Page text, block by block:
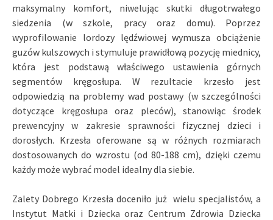
maksymalny komfort, niwelując skutki długotrwałego
siedzenia (w szkole, pracy oraz domu). Poprzez
wyprofilowanie lordozy lędźwiowej wymusza obciążenie
guzów kulszowych i stymuluje prawidłową pozycję miednicy,
która jest podstawą właściwego ustawienia górnych
segmentów kręgosłupa. W rezultacie krzesło jest
odpowiedzią na problemy wad postawy (w szczególności
dotyczące kręgosłupa oraz pleców), stanowiąc środek
prewencyjny w zakresie sprawności fizycznej dzieci i
dorosłych. Krzesła oferowane są w różnych rozmiarach
dostosowanych do wzrostu (od 80-188 cm), dzięki czemu
każdy może wybrać model idealny dla siebie.
Zalety Dobrego Krzesła doceniło już wielu specjalistów, a
Instytut Matki i Dziecka oraz Centrum Zdrowia Dziecka